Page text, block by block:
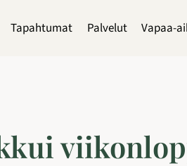
Tapahtumat Palvelut Vapaa-